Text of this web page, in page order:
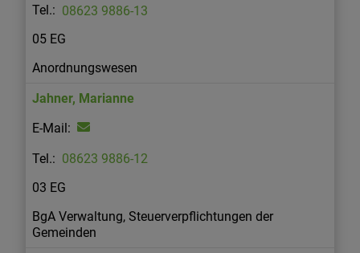
08623 9886-13
05 EG
Anordnungswesen
Jahner, Marianne
08623 9886-12
03 EG
BgA Verwaltung, Steuerverpflichtungen der
Gemeinden